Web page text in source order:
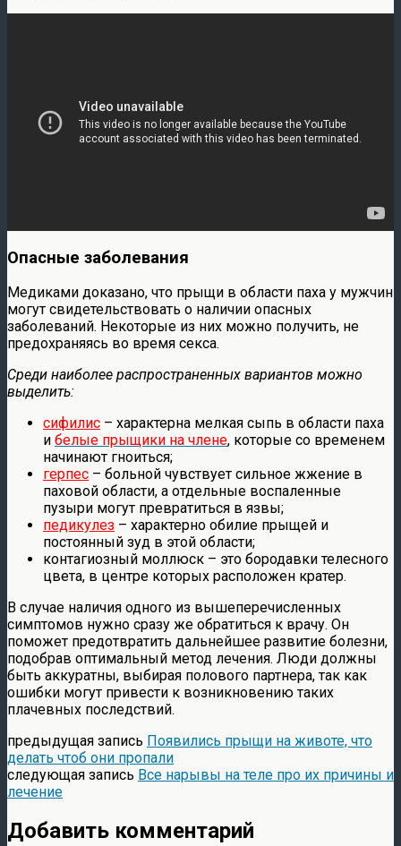
Опасные заболевания
Медиками доказано, что прыщи в области паха у мужчин
могут свидетельствовать о наличии опасных
заболеваний. Некоторые из них можно получить, не
предохраняясь во время секса.
Среди наиболее распространенных вариантов можно
выделить:
сифилис – характерна мелкая сыпь в области паха
и белые прыщики на члене, которые со временем
начинают гноиться;
герпес – больной чувствует сильное жжение в
паховой области, а отдельные воспаленные
пузыри могут превратиться в язвы;
педикулез – характерно обилие прыщей и
постоянный зуд в этой области;
контагиозный моллюск – это бородавки телесного
цвета, в центре которых расположен кратер.
В случае наличия одного из вышеперечисленных
симптомов нужно сразу же обратиться к врачу. Он
поможет предотвратить дальнейшее развитие болезни,
подобрав оптимальный метод лечения. Люди должны
быть аккуратны, выбирая полового партнера, так как
ошибки могут привести к возникновению таких
плачевных последствий.
предыдущая запись Появились прыщи на животе, что
делать чтоб они пропали
следующая запись Все нарывы на теле про их причины и
лечение
Добавить комментарий